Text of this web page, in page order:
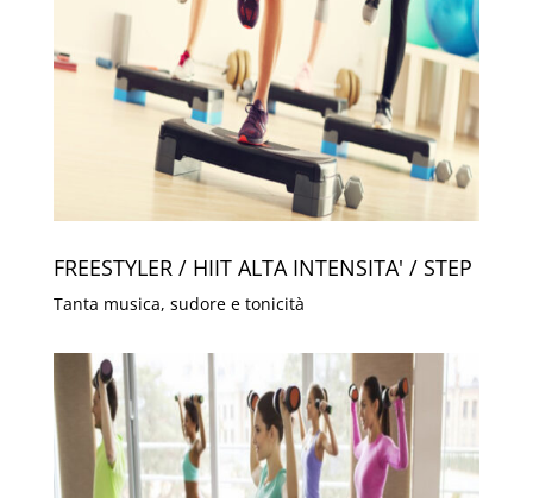
FREESTYLER / HIIT ALTA INTENSITA' / STEP
Tanta musica, sudore e tonicità